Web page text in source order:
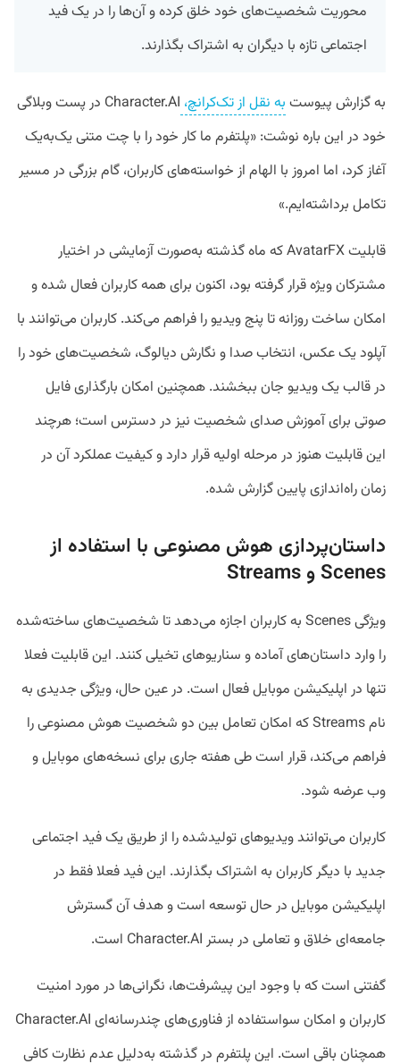
محوریت شخصیت‌های خود خلق کرده و آن‌ها را در یک فید
اجتماعی تازه با دیگران به اشتراک بگذارند.
به گزارش پیوست به نقل از تک‌کرانچ،
Character.AI در پست وبلاگی
خود در این باره نوشت: «پلتفرم ما کار خود را با چت متنی یک‌به‌یک
آغاز کرد، اما امروز با الهام از خواسته‌های کاربران، گام بزرگی در مسیر
تکامل برداشته‌ایم.»
قابلیت AvatarFX که ماه گذشته به‌صورت آزمایشی در اختیار
مشترکان ویژه قرار گرفته بود، اکنون برای همه کاربران فعال شده و
امکان ساخت روزانه تا پنج ویدیو را فراهم می‌کند. کاربران می‌توانند با
آپلود یک عکس، انتخاب صدا و نگارش دیالوگ، شخصیت‌های خود را
در قالب یک ویدیو جان ببخشند. همچنین امکان بارگذاری فایل
صوتی برای آموزش صدای شخصیت نیز در دسترس است؛ هرچند
این قابلیت هنوز در مرحله اولیه قرار دارد و کیفیت عملکرد آن در
زمان راه‌اندازی پایین گزارش شده.
داستان‌پردازی هوش مصنوعی با استفاده از
Scenes و Streams
ویژگی Scenes به کاربران اجازه می‌دهد تا شخصیت‌های ساخته‌شده
را وارد داستان‌های آماده و سناریوهای تخیلی کنند. این قابلیت فعلا
تنها در اپلیکیشن موبایل فعال است. در عین حال، ویژگی جدیدی به
نام Streams که امکان تعامل بین دو شخصیت هوش مصنوعی را
فراهم می‌کند، قرار است طی هفته جاری برای نسخه‌های موبایل و
وب عرضه شود.
کاربران می‌توانند ویدیوهای تولیدشده را از طریق یک فید اجتماعی
جدید با دیگر کاربران به اشتراک بگذارند. این فید فعلا فقط در
اپلیکیشن موبایل در حال توسعه است و هدف آن گسترش
جامعه‌ای خلاق و تعاملی در بستر Character.AI است.
گفتنی است که با وجود این پیشرفت‌ها، نگرانی‌ها در مورد امنیت
کاربران و امکان سواستفاده از فناوری‌های چندرسانه‌ای Character.AI
همچنان باقی است. این پلتفرم در گذشته به‌دلیل عدم نظارت کافی